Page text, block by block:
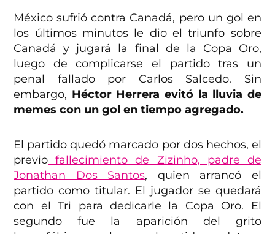
México sufrió contra Canadá, pero un gol en
los últimos minutos le dio el triunfo sobre
Canadá y jugará la final de la Copa Oro,
luego de complicarse el partido tras un
penal fallado por Carlos Salcedo. Sin
embargo, Héctor Herrera evitó la lluvia de
memes con un gol en tiempo agregado.
El partido quedó marcado por dos hechos, el
previo fallecimiento de Zizinho, padre de
Jonathan Dos Santos, quien arrancó el
partido como titular. El jugador se quedará
con el Tri para dedicarle la Copa Oro. El
segundo fue la aparición del grito